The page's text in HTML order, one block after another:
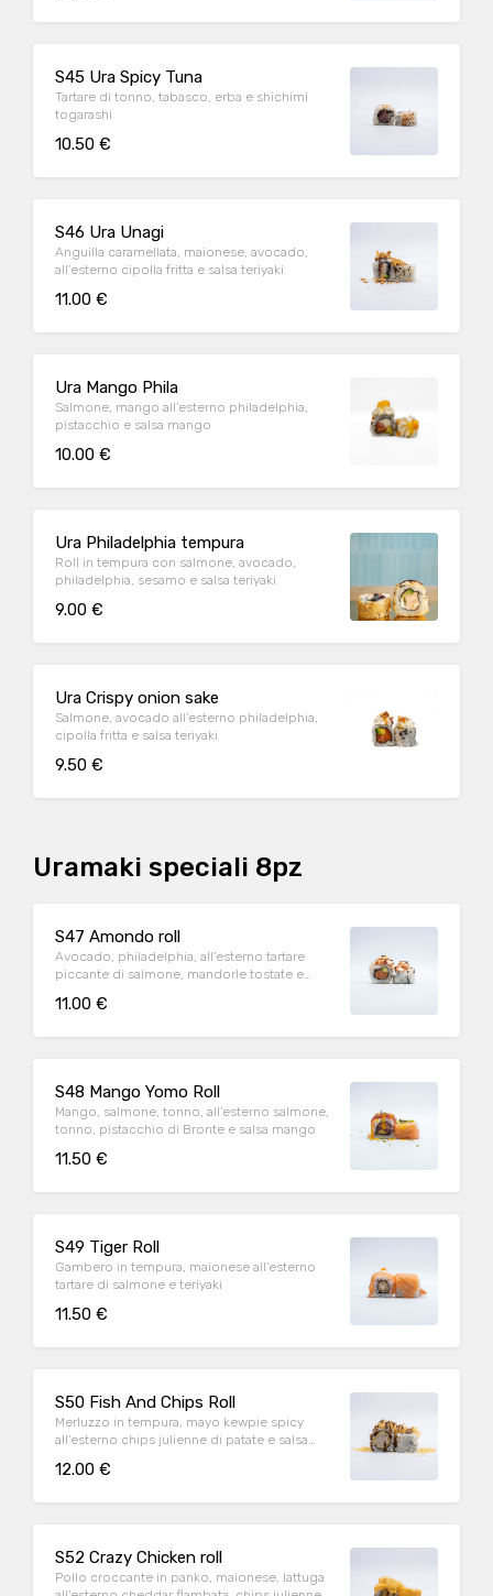
S45 Ura Spicy Tuna
Tartare di tonno, tabasco, erba e shichimi
togarashi
10.50 €
S46 Ura Unagi
Anguilla caramellata, maionese, avocado,
all’esterno cipolla fritta e salsa teriyaki
11.00 €
Ura Mango Phila
Salmone, mango all’esterno philadelphia,
pistacchio e salsa mango
10.00 €
Ura Philadelphia tempura
Roll in tempura con salmone, avocado,
philadelphia, sesamo e salsa teriyaki
9.00 €
Ura Crispy onion sake
Salmone, avocado all’esterno philadelphia,
cipolla fritta e salsa teriyaki
9.50 €
Uramaki speciali 8pz
S47 Amondo roll
Avocado, philadelphia, all’esterno tartare
piccante di salmone, mandorle tostate e
11.00 €
S48 Mango Yomo Roll
Mango, salmone, tonno, all’esterno salmone,
tonno, pistacchio di Bronte e salsa mango
11.50 €
S49 Tiger Roll
Gambero in tempura, maionese all’esterno
tartare di salmone e teriyaki
11.50 €
S50 Fish And Chips Roll
Merluzzo in tempura, mayo kewpie spicy
all’esterno chips julienne di patate e salsa
12.00 €
S52 Crazy Chicken roll
Pollo croccante in panko, maionese, lattuga